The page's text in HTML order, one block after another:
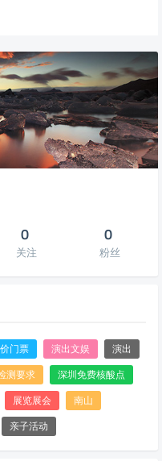
0
关注
0
粉丝
门票 演出文娱
演出
测要求
深圳免费核酸点
展览展会
南山
亲子活动